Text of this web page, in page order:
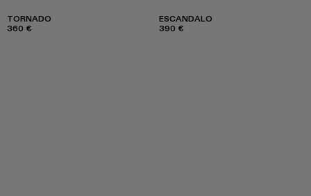
TORNADO
360 €
ESCANDALO
390 €